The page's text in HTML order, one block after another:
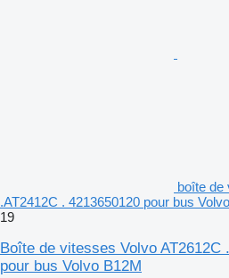
boîte de
.AT2412C . 4213650120 pour bus
19
Boîte de vitesses Volvo AT2612C
pour bus Volvo B12M